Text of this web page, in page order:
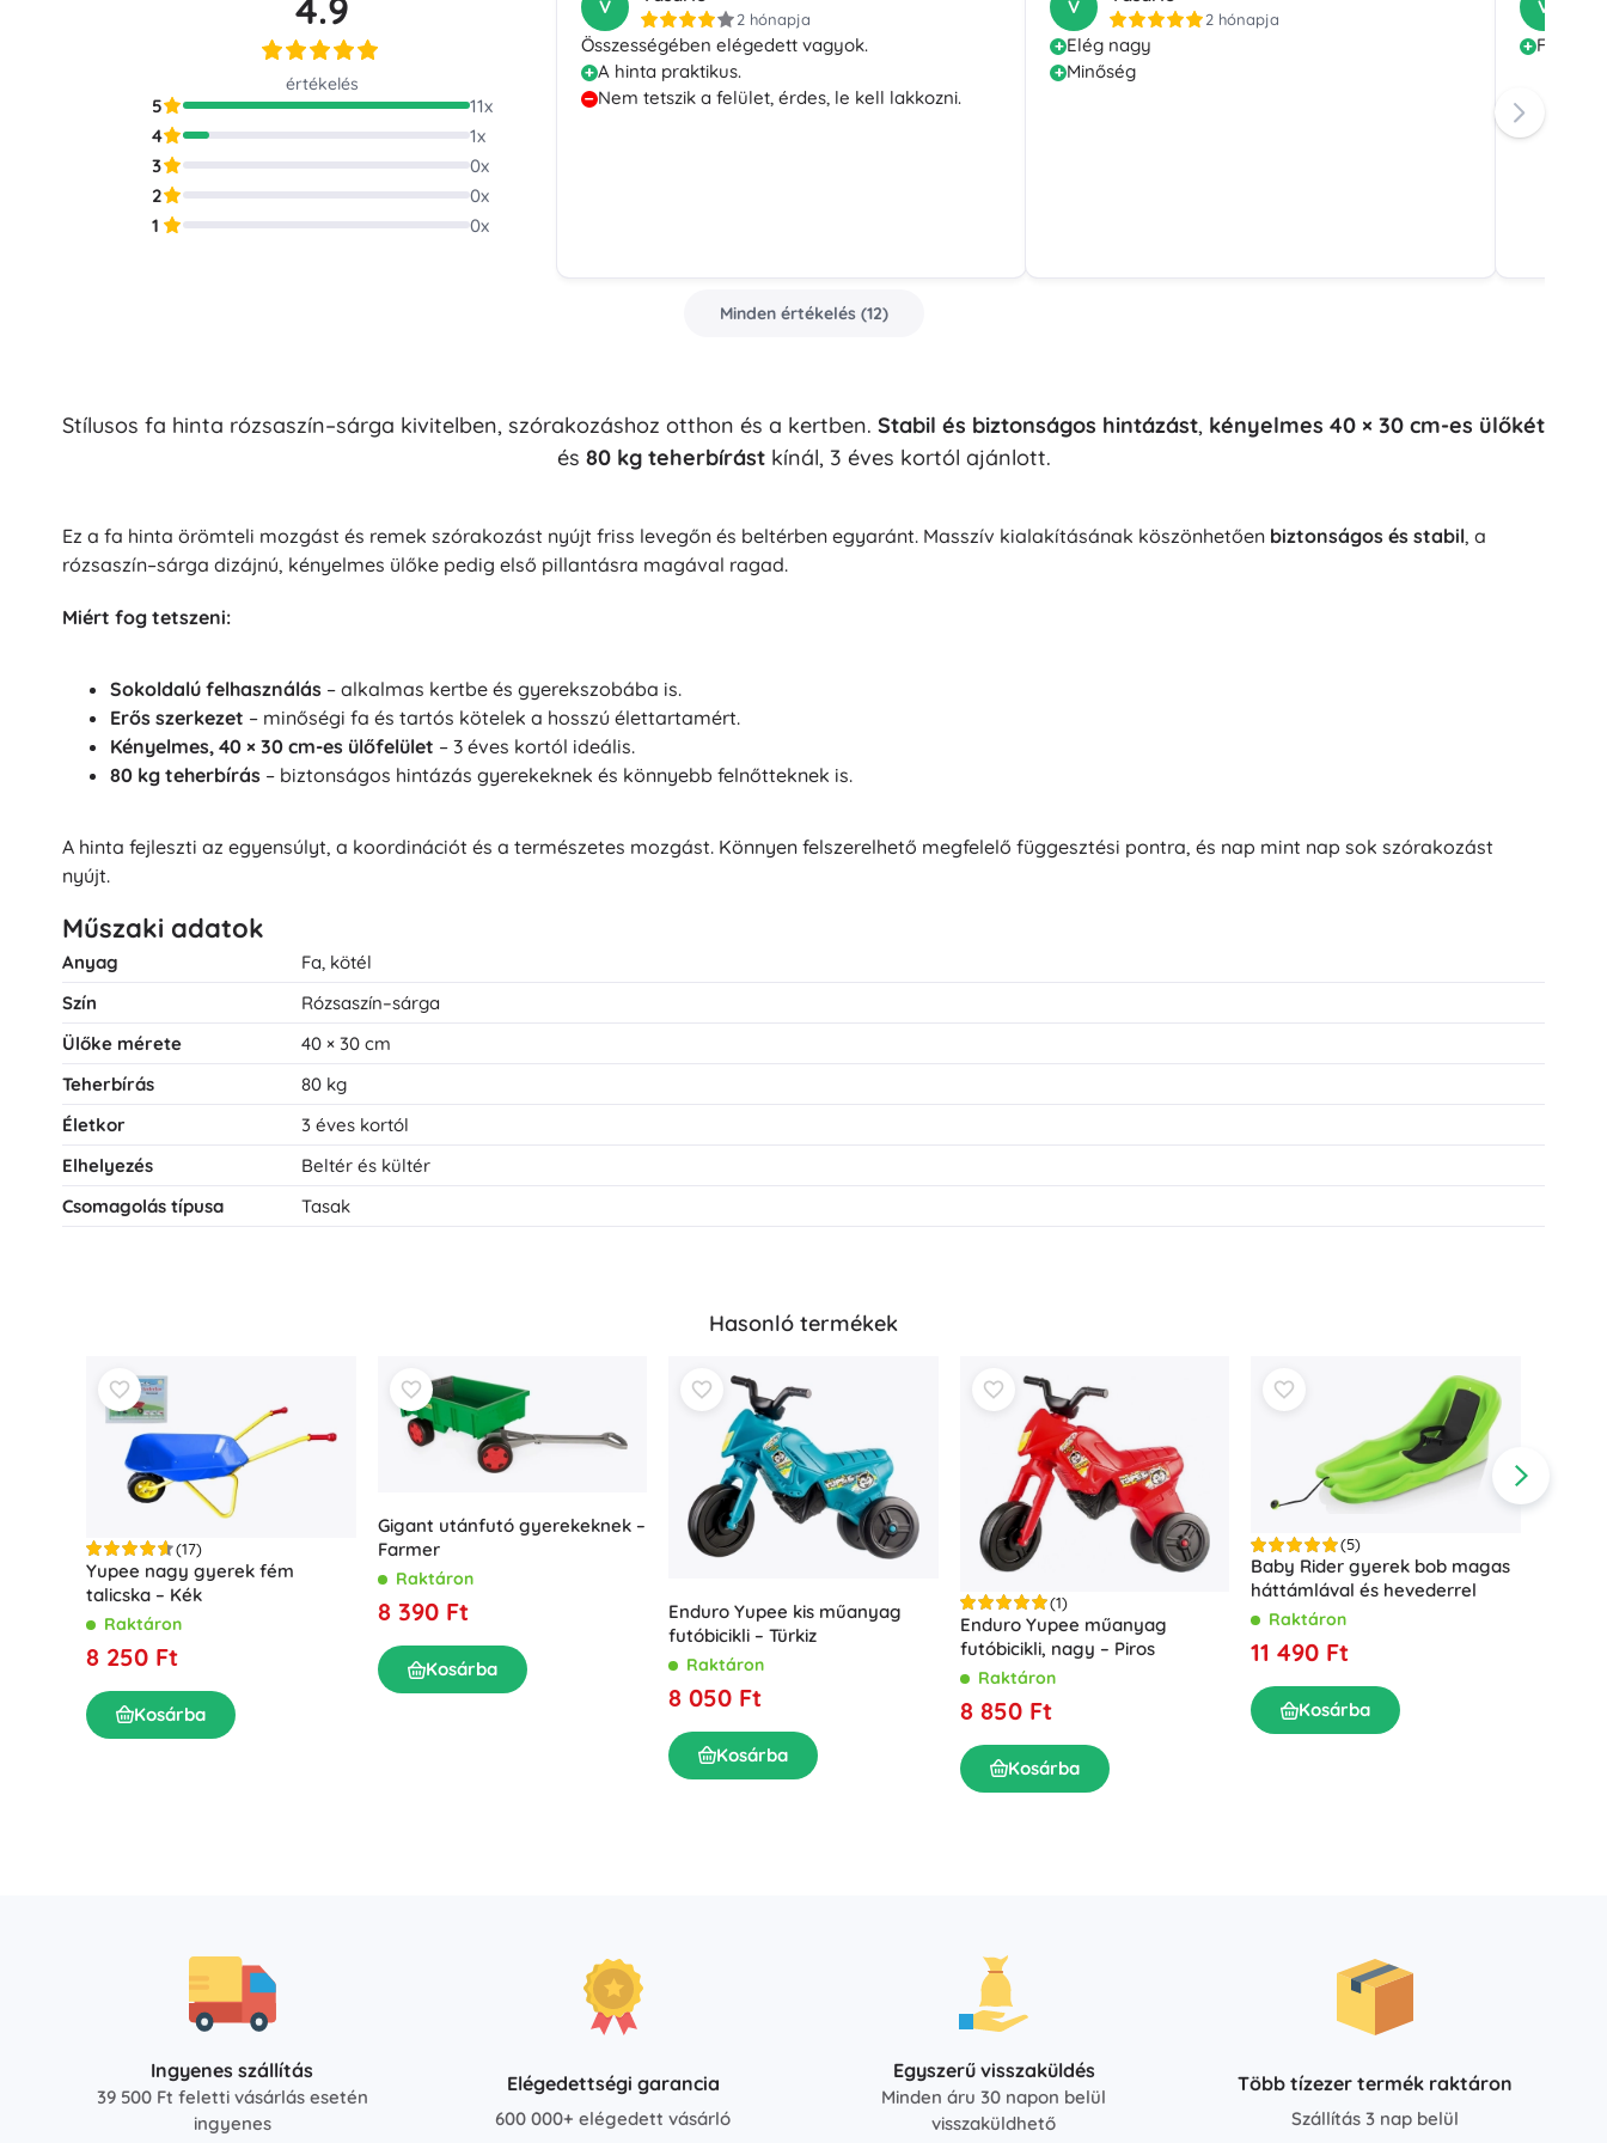
értékelés
5 11x
4
1x
3
0x
2
0x
1
0x
V
2 hónapja
Összességében elégedett vagyok.
A hinta praktikus.
Nem tetszik a felület, érdes, le kell lakkozni.
V
2 hónapja
Elég nagy
Minőség
V
Fa,
Minden értékelés(12)
Stílusos fa hinta rózsaszín–sárga kivitelben, szórakozáshoz otthon és a kertben. Stabil és biztonságos hintázást, kényelmes 40 × 30 cm-es ülőkét
és 80 kg teherbírástkínál, 3 éves kortól ajánlott.
Ez a fa hinta örömteli mozgást és remek szórakozást nyújt friss levegőn és beltérben egyaránt. Masszív kialakításának köszönhetően biztonságos és stabil, a
rózsaszín–sárga dizájnú, kényelmes ülőke pedig első pillantásra magával ragad.
Miért fog tetszeni:
Sokoldalú felhasználás – alkalmas kertbe és gyerekszobába is.
Erős szerkezet – minőségi fa és tartós kötelek a hosszú élettartamért.
Kényelmes, 40 × 30 cm-es ülőfelület – 3 éves kortól ideális.
80 kg teherbírás – biztonságos hintázás gyerekeknek és könnyebb felnőtteknek is.
A hinta fejleszti az egyensúlyt, a koordinációt és a természetes mozgást. Könnyen felszerelhető megfelelő függesztési pontra, és nap mint nap sok szórakozást
nyújt.
Műszaki adatok
Anyag
Fa, kötél
Szín
Rózsaszín–sárga
Ülőke mérete
40 × 30 cm
Teherbírás
80 kg
Életkor
3 éves kortól
Elhelyezés
Beltér és kültér
Csomagolás típusa
Tasak
Hasonló termékek
(17)
Yupee nagy gyerek fém
talicska – Kék
Raktáron
8 250 Ft
Kosárba
Gigant utánfutó gyerekeknek –
Farmer
Raktáron
8 390 Ft
Kosárba
Enduro Yupee kis műanyag
futóbicikli – Türkiz
Raktáron
8 050 Ft
Kosárba
(1)
Enduro Yupee műanyag
futóbicikli, nagy – Piros
Raktáron
8 850 Ft
Kosárba
(5)
Baby Rider gyerek bob magas
háttámlával és hevederrel
Raktáron
11 490 Ft
Kosárba
Ingyenes szállítás
39 500 Ft feletti vásárlás esetén
ingyenes
Elégedettségi garancia
600 000+ elégedett vásárló
Egyszerű visszaküldés
Minden áru 30 napon belül
visszaküldhető
Több tízezer termék raktáron
Szállítás 3 nap belül